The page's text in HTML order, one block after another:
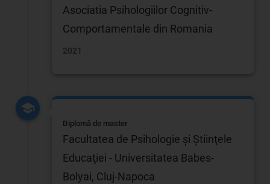
Asociatia Psihologiilor Cognitiv-
Comportamentale din Romania
2021
Diplomă de master
Facultatea de Psihologie şi Ştiinţele
Educaţiei - Universitatea Babes-
Bolyai, Cluj-Napoca